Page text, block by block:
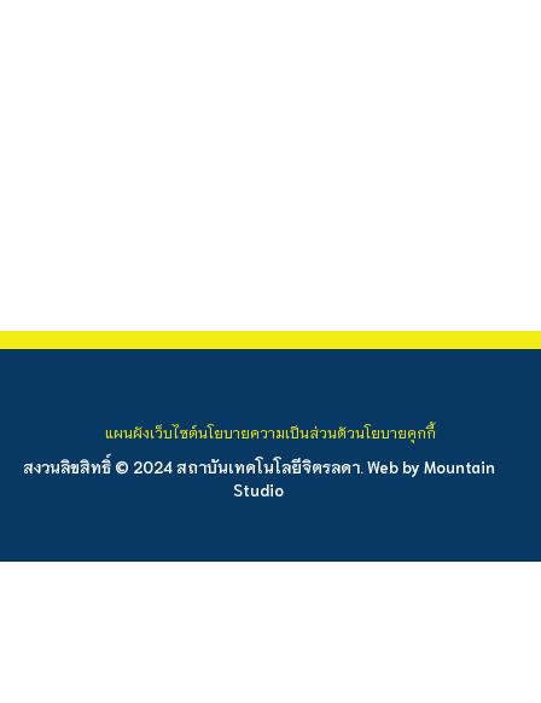
สงวนลิขสิทธิ์ © 2024 สถาบันเทคโนโลยีจิตรลดา. Web by Mountain
Studio
แผนผังเว็บไซต์นโยบายความเป็นส่วนตัวนโยบายคุกกี้